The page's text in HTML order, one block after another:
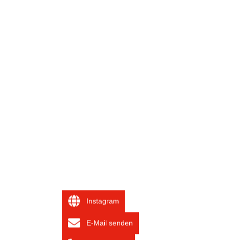
Instagram
E-Mail senden